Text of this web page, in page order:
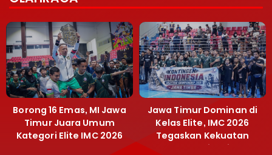
Borong 16 Emas, MI Jawa
Timur Juara Umum
Kategori Elite IMC 2026
Jawa Timur Dominan di
Kelas Elite, IMC 2026
Tegaskan Kekuatan
Muaythai Jatim